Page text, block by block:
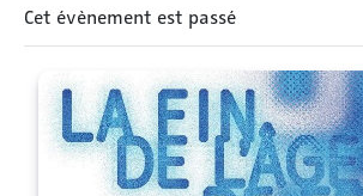
Cet évènement est passé